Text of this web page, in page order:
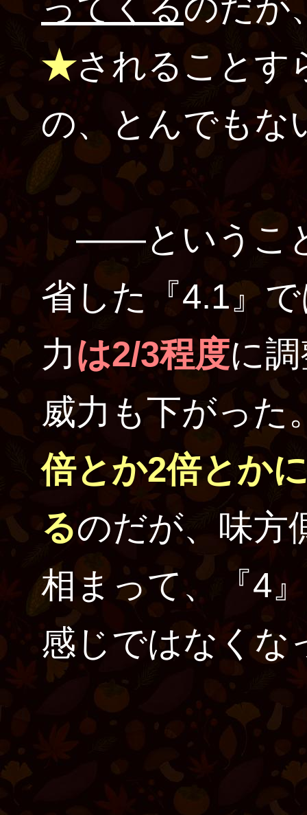
★されることす
の、とんでもな
――ということ
省した『4.1』
力は2/3程度に
威力も下がった
倍とか2倍とか
るのだが、味方
相まって、『4
感じではなくな